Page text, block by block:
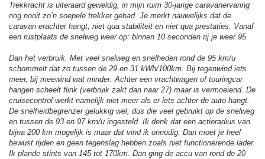
Trekkracht is uiteraard geweldig, in mijn ruim 30-jarige caravanervaring
nog nooit zo’n soepele trekker gehad. Je merkt nauwelijks dat de
caravan erachter hangt, niet qua stabiliteit en niet qua prestaties. Vanaf
een rustplaats de snelweg weer op: binnen 10 seconden rij je weer 95.
Dan het verbruik. Met veel snelweg en snelheden rond de 95 km/u
schommelt dat zo tussen de 29 en 31 kWh/100km. Bij tegenwind iets
meer, bij meewind wat minder. Achter een vrachtwagen of touringcar
hangen scheelt flink (verbruik zakt dan naar 27) maar is vermoeiend. De
cruisecontrol werkt namelijk niet meer als er iets achter de auto hangt.
De snelheidbegrenzer gelukkig wel, dus die veel gebruikt op de snelweg
en tussen de 93 en 97 km/u ingesteld. Ik denk dat een actieradius van
bijna 200 km mogelijk is maar dat vind ik onnodig. Dan moet je heel
bewust rijden en geen tegenslag hebben zoals niet functionerende lader.
Ik plande stints van 145 tot 170km. Dan ging de accu van rond de 20